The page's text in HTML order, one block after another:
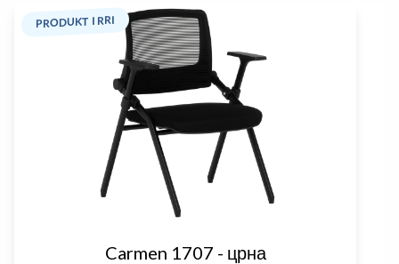
PRODUKT I RRI
Carmen 1707 - црна